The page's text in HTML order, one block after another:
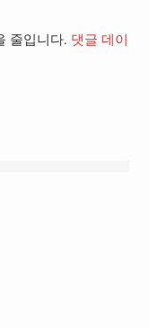
줄입니다. 댓글 데이